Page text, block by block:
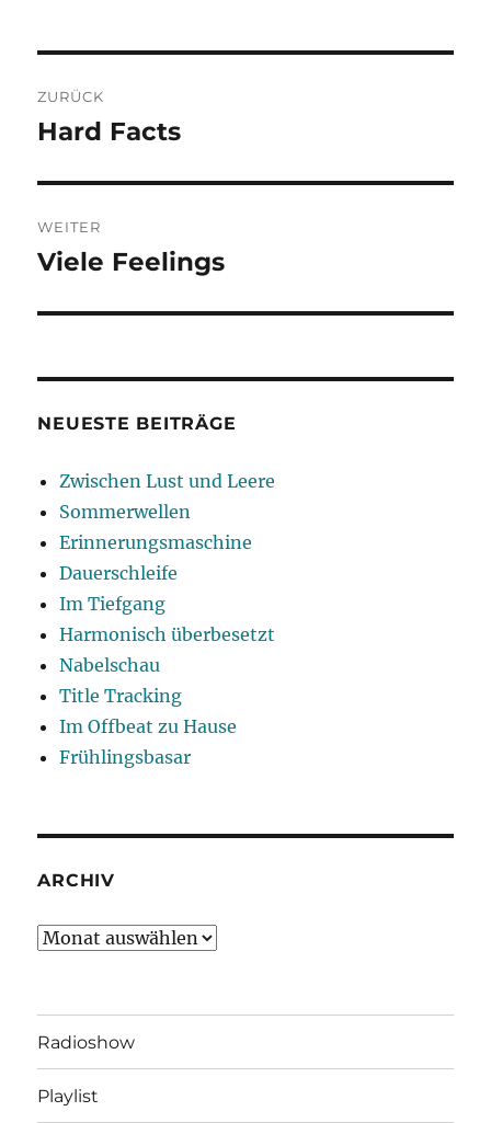
ZURÜCK
Vorheriger
Hard Facts
WEITER
Nächster
Viele Feelings
NEUESTE BEITRÄGE
Zwischen Lust und Leere
Sommerwellen
Erinnerungsmaschine
Dauerschleife
Im Tiefgang
Harmonisch überbesetzt
Nabelschau
Title Tracking
Im Offbeat zu Hause
Frühlingsbasar
ARCHIV
Archiv
Radioshow
Playlist